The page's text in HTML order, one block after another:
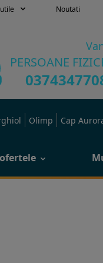
Noutati
PERSOANE
Olimp Cap